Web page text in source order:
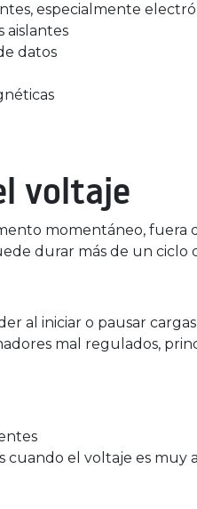
especialmente
aislantes
datos
voltaje
momentáneo, fuera
durar más de un ciclo
al iniciar o pausar
mal regulados,
cuando el voltaje es muy